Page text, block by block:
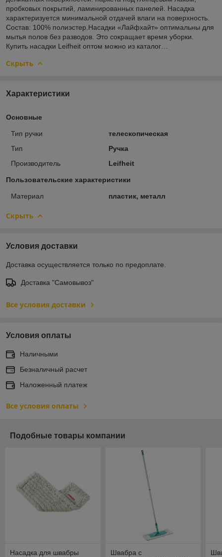
пробковых покрытий, ламинированных панелей. Насадка
характеризуется минимальной отдачей влаги на поверхность.
Состав: 100% полиэстер.Насадки «Лайфхайт» оптимальны для
мытья полов без разводов. Это сокращает время уборки.
Купить насадки Leifheit оптом можно из каталог…
Скрыть
Характеристики
Основные
Тип ручки
телескопическая
Тип
Ручка
Производитель
Leifheit
Пользовательские характеристики
Материал пластик, металл
Скрыть
Условия доставки
Доставка осуществляется только по предоплате.
Доставка "Самовывоз"
Все условия доставки
Условия оплаты
Наличными
Безналичный расчет
Наложенный платеж
Все условия оплаты
Подобные товары компании
Насадка для швабры
Швабра с